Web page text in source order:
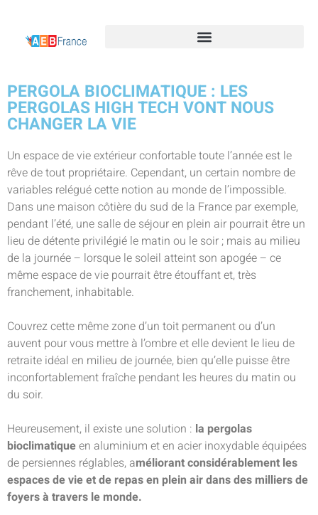
PERGOLA BIOCLIMATIQUE : LES
PERGOLAS HIGH TECH VONT NOUS
CHANGER LA VIE
Un espace de vie extérieur confortable toute l’année est le
rêve de tout propriétaire. Cependant, un certain nombre de
variables relégué cette notion au monde de l’impossible.
Dans une maison côtière du sud de la France par exemple,
pendant l’été, une salle de séjour en plein air pourrait être un
lieu de détente privilégié le matin ou le soir ; mais au milieu
de la journée – lorsque le soleil atteint son apogée – ce
même espace de vie pourrait être étouffant et, très
franchement, inhabitable.
Couvrez cette même zone d’un toit permanent ou d’un
auvent pour vous mettre à l’ombre et elle devient le lieu de
retraite idéal en milieu de journée, bien qu’elle puisse être
inconfortablement fraîche pendant les heures du matin ou
du soir.
Heureusement, il existe une solution : la pergolas
bioclimatiqueen aluminium et en acier inoxydable équipées
de persiennes réglables, améliorant considérablement les
espaces de vie et de repas en plein air dans des milliers de
foyers à travers le monde.